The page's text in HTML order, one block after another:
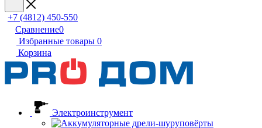
+7 (4812) 450-550
Сравнение0
Избранные товары 0
Корзина
Электроинструмент